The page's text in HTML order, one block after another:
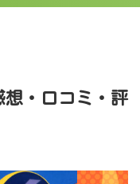
想・口コミ・評